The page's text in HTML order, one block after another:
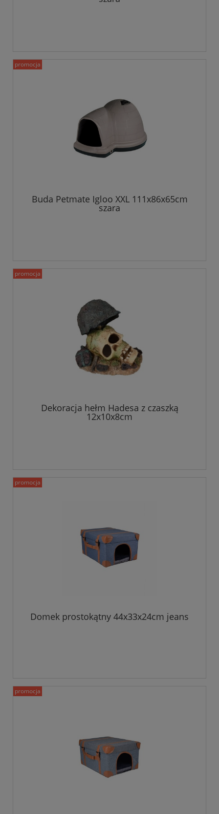
Buda Petmate Igloo XXL 111x86x65cm
szara
promocja
Dekoracja hełm Hadesa z czaszką
12x10x8cm
promocja
Domek prostokątny 44x33x24cm jeans
promocja
promocja